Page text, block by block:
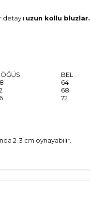
detaylı uzun kollu bluzlar.
BEL
64
68
72
2-3 cm oynayabilir.